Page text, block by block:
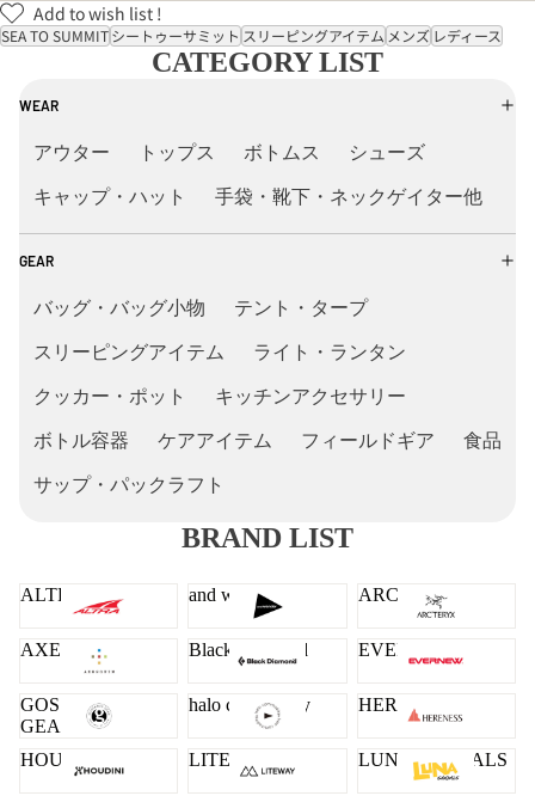
Add to wish list !
SEA TO SUMMITシートゥーサミット スリーピングアイテム メンズ レディース
CATEGORY LIST
WEAR
アウター トップス ボトムス シューズ
キャップ・ハット 手袋・靴下・ネックゲイター他
GEAR
バッグ・バッグ小物 テント・タープ
スリーピングアイテム ライト・ランタン
クッカー・ポット キッチンアクセサリー
ボトル容器 ケアアイテム フィールドギア 食品
サップ・パックラフト
BRAND LIST
ALTRA and wander ARC'TERYX
AXESQUIN Black Diamond EVERNEW
GOSSAMER
GEAR
halo commodity HERENESS
HOUDINI LITEWAY LUNA SANDALS